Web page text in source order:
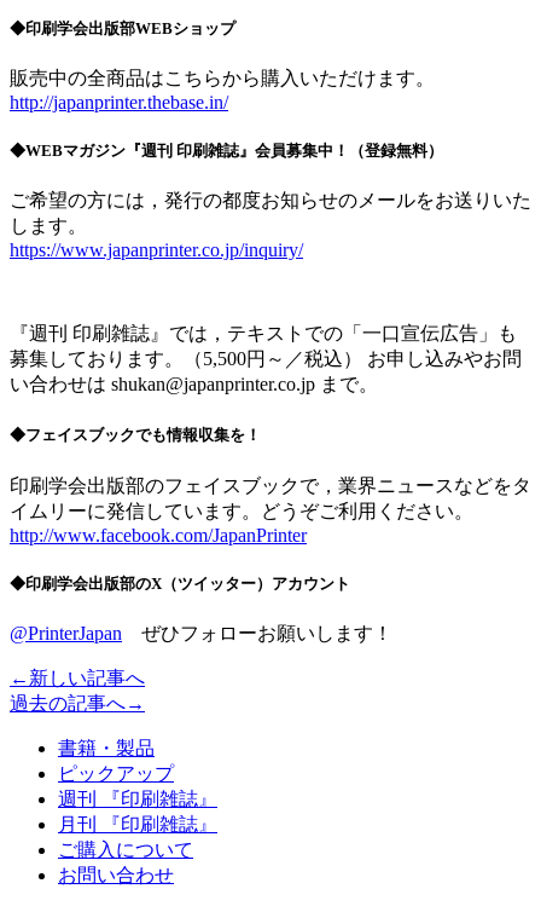
◆印刷学会出版部WEBショップ
販売中の全商品はこちらから購入いただけます。
http://japanprinter.thebase.in/
◆WEBマガジン『週刊 印刷雑誌』会員募集中！（登録無料）
ご希望の方には，発行の都度お知らせのメールをお送りいた
します。
https://www.japanprinter.co.jp/inquiry/
『週刊 印刷雑誌』では，テキストでの「一口宣伝広告」も
募集しております。（5,500円～／税込） お申し込みやお問
い合わせは shukan@japanprinter.co.jp まで。
◆フェイスブックでも情報収集を！
印刷学会出版部のフェイスブックで，業界ニュースなどをタ
イムリーに発信しています。どうぞご利用ください。
http://www.facebook.com/JapanPrinter
◆印刷学会出版部のX（ツイッター）アカウント
@PrinterJapan ぜひフォローお願いします！
←新しい記事へ
過去の記事へ→
書籍・製品
ピックアップ
週刊 『印刷雑誌』
月刊 『印刷雑誌』
ご購入について
お問い合わせ